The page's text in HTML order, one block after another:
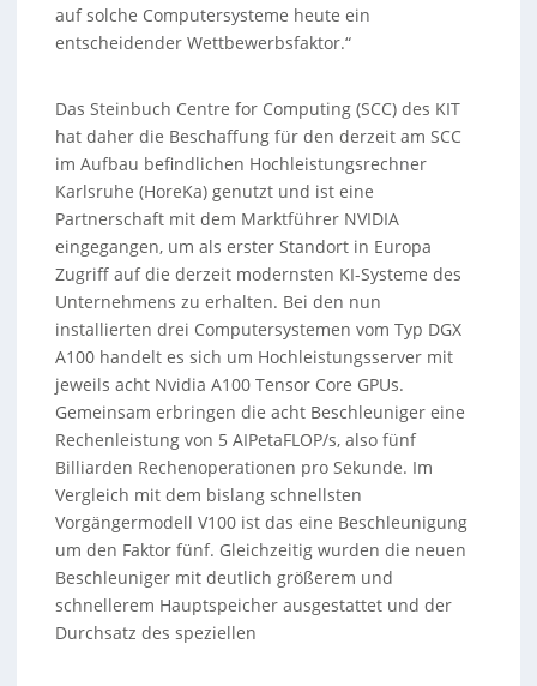
auf solche Computersysteme heute ein
entscheidender Wettbewerbsfaktor.“
Das Steinbuch Centre for Computing (SCC) des KIT
hat daher die Beschaffung für den derzeit am SCC
im Aufbau befindlichen Hochleistungsrechner
Karlsruhe (HoreKa) genutzt und ist eine
Partnerschaft mit dem Marktführer NVIDIA
eingegangen, um als erster Standort in Europa
Zugriff auf die derzeit modernsten KI-Systeme des
Unternehmens zu erhalten. Bei den nun
installierten drei Computersystemen vom Typ DGX
A100 handelt es sich um Hochleistungsserver mit
jeweils acht Nvidia A100 Tensor Core GPUs.
Gemeinsam erbringen die acht Beschleuniger eine
Rechenleistung von 5 AIPetaFLOP/s, also fünf
Billiarden Rechenoperationen pro Sekunde. Im
Vergleich mit dem bislang schnellsten
Vorgängermodell V100 ist das eine Beschleunigung
um den Faktor fünf. Gleichzeitig wurden die neuen
Beschleuniger mit deutlich größerem und
schnellerem Hauptspeicher ausgestattet und der
Durchsatz des speziellen